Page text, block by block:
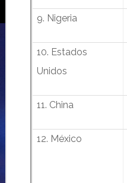
9. Nigeria
10. Estados
Unidos
11. China
12. México